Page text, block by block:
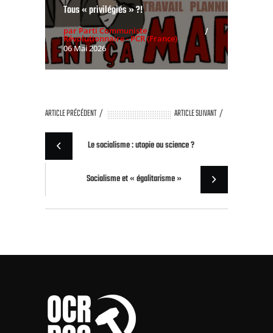
Tous « privilégiés » ?!
par Parti Communiste
Révolutionnaire - PCR (France)
06 Mai 2026
ARTICLE PRÉCÉDENT ARTICLE SUIVANT
Le socialisme : utopie ou science ?
Socialisme et « égalitarisme »